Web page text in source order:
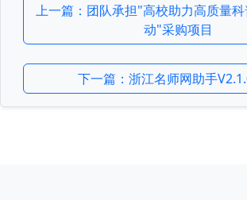
上一篇：团队承担"高校助力高质量
动"采购项目
下一篇：浙江名师网助手